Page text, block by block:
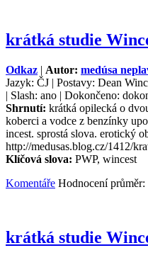
krátká studie
Odkaz | Autor: medúsa
Jazyk: ČJ | Postavy: Dean
| Slash: ano | Dokončeno:
Shrnutí: krátká opilecká o
koberci a vodce z benzínky
incest. sprostá slova. erotický
http://medusas.blog.cz/1412/
Klíčová slova: PWP, wincest
Komentáře Hodnocení
krátká studie